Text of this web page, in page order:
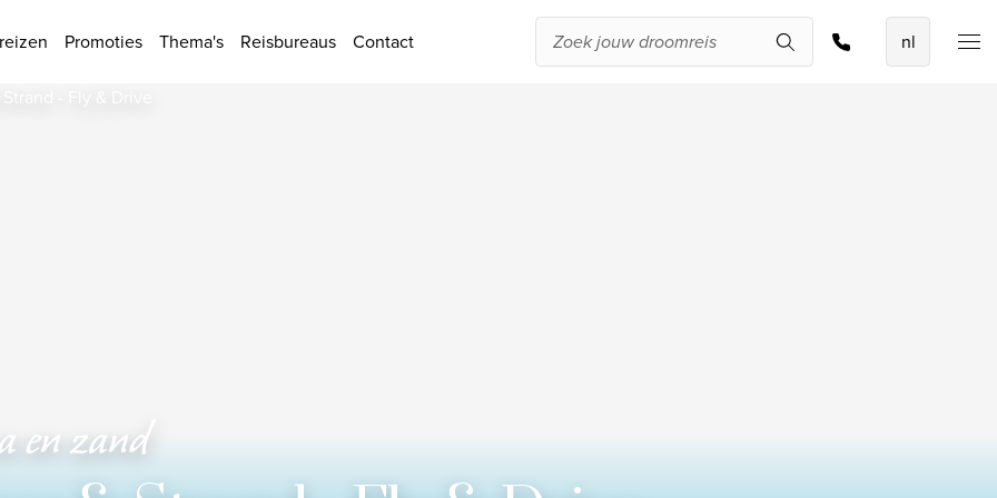
Promoties Thema's Reisbureaus Contact
De beste
Offerte aanvragen
en zand